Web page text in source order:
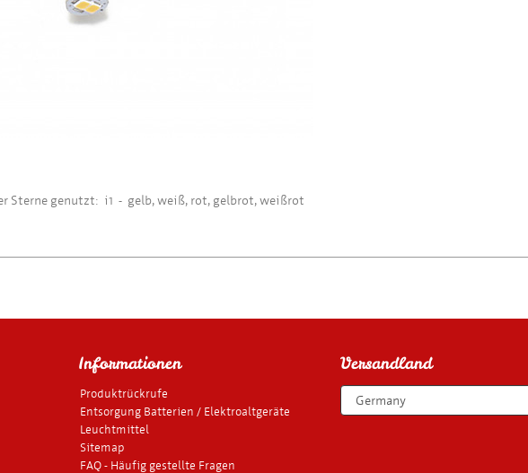
Sterne genutzt: i1 - gelb, weiß, rot, gelbrot, weißrot
Informationen
Produktrückrufe
Entsorgung Batterien / Elektroaltgeräte
Leuchtmittel
Sitemap
FAQ - Häufig gestellte Fragen
Versandland